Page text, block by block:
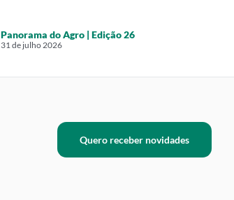
Panorama do Agro | Edição 26
31 de julho 2026
Quero receber novidades